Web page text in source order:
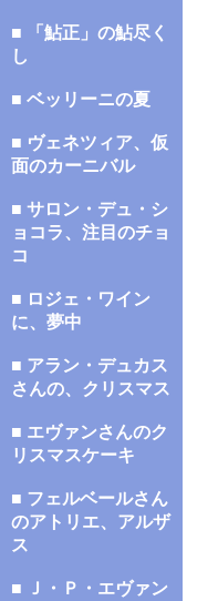
■ 「鮎正」の鮎尽く
し
■ ベッリーニの夏
■ ヴェネツィア、仮
面のカーニバル
■ サロン・デュ・シ
ョコラ、注目のチョ
コ
■ ロジェ・ワイン
に、夢中
■ アラン・デュカス
さんの、クリスマス
■ エヴァンさんのク
リスマスケーキ
■ フェルベールさん
のアトリエ、アルザ
ス
■ Ｊ・Ｐ・エヴァン